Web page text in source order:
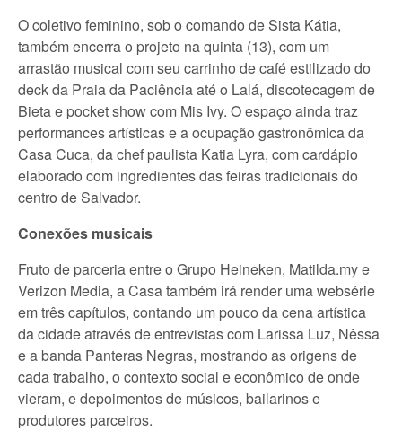
O coletivo feminino, sob o comando de Sista Kátia,
também encerra o projeto na quinta (13), com um
arrastão musical com seu carrinho de café estilizado do
deck da Praia da Paciência até o Lalá, discotecagem de
Bieta e pocket show com Mis Ivy. O espaço ainda traz
performances artísticas e a ocupação gastronômica da
Casa Cuca, da chef paulista Katia Lyra, com cardápio
elaborado com ingredientes das feiras tradicionais do
centro de Salvador.
Conexões musicais
Fruto de parceria entre o Grupo Heineken, Matilda.my e
Verizon Media, a Casa também irá render uma websérie
em três capítulos, contando um pouco da cena artística
da cidade através de entrevistas com Larissa Luz, Nêssa
e a banda Panteras Negras, mostrando as origens de
cada trabalho, o contexto social e econômico de onde
vieram, e depoimentos de músicos, bailarinos e
produtores parceiros.